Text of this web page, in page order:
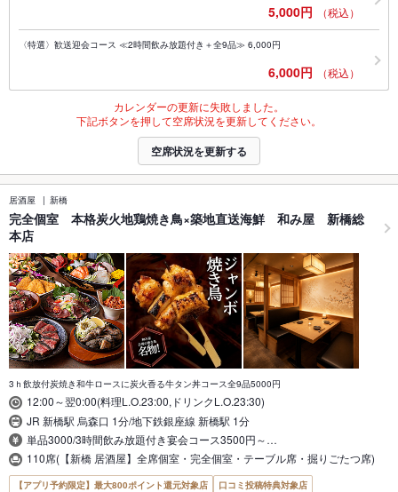
5,000円 （税込）
〈特選〉歓送迎会コース ≪2時間飲み放題付き＋全9品≫ 6,000円
6,000円 （税込）
カレンダーの更新に失敗しました。
下記ボタンを押して空席状況を更新してください。
空席状況を更新する
居酒屋 新橋
完全個室 本格炭火地鶏焼き鳥×築地直送海鮮 和み屋 新橋総
本店
3ｈ飲放付炭焼き和牛ロースに炭火香る牛タン丼コース全9品5000円
12:00～翌0:00(料理L.O.23:00,ドリンクL.O.23:30)
JR 新橋駅 烏森口 1分/地下鉄銀座線 新橋駅 1分
単品3000/3時間飲み放題付き宴会コース3500円～…
110席(【新橋 居酒屋】全席個室・完全個室・テーブル席・掘りごたつ席)
【アプリ予約限定】最大800ポイント還元対象店 口コミ投稿特典対象店